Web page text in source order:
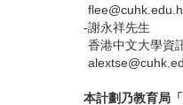
-謝永祥先生
香港中文大學資
本計劃乃教育局